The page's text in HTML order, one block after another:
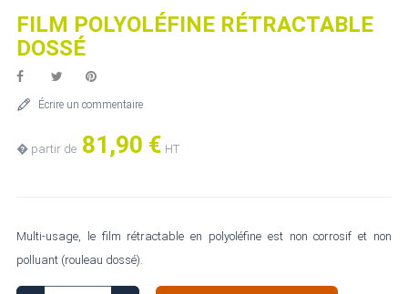
FILM POLYOLÉFINE RÉTRACTABLE
DOSSÉ
Écrire un commentaire
� partir de 81,90 € HT
Multi-usage, le film rétractable en polyoléfine est non corrosif et non
polluant (rouleau dossé).